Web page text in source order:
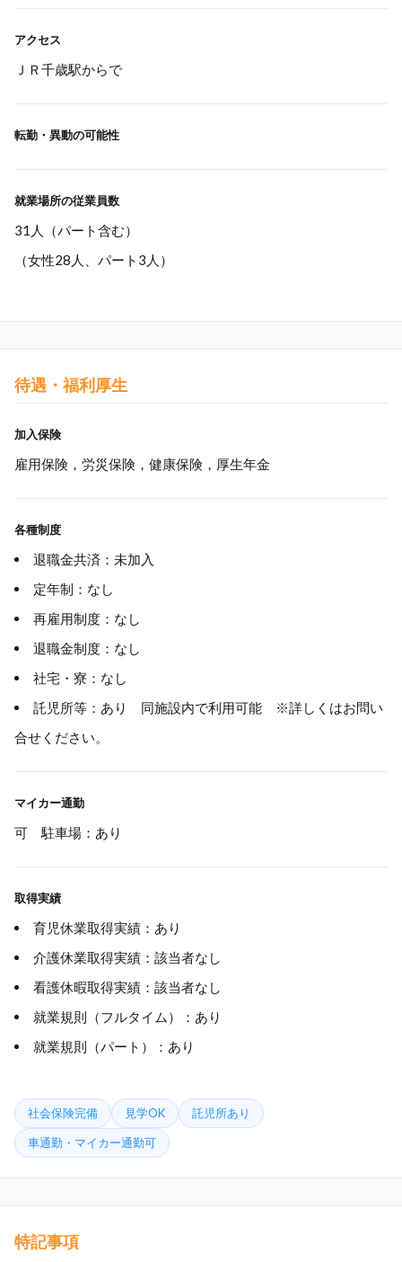
アクセス
ＪＲ千歳駅からで
転勤・異動の可能性
就業場所の従業員数
31人（パート含む）
（女性28人、パート3人）
待遇・福利厚生
加入保険
雇用保険，労災保険，健康保険，厚生年金
各種制度
退職金共済：未加入
定年制：なし
再雇用制度：なし
退職金制度：なし
社宅・寮：なし
託児所等：あり 同施設内で利用可能 ※詳しくはお問い
合せください。
マイカー通勤
可 駐車場：あり
取得実績
育児休業取得実績：あり
介護休業取得実績：該当者なし
看護休暇取得実績：該当者なし
就業規則（フルタイム）：あり
就業規則（パート）：あり
社会保険完備 見学OK 託児所あり
車通勤・マイカー通勤可
特記事項